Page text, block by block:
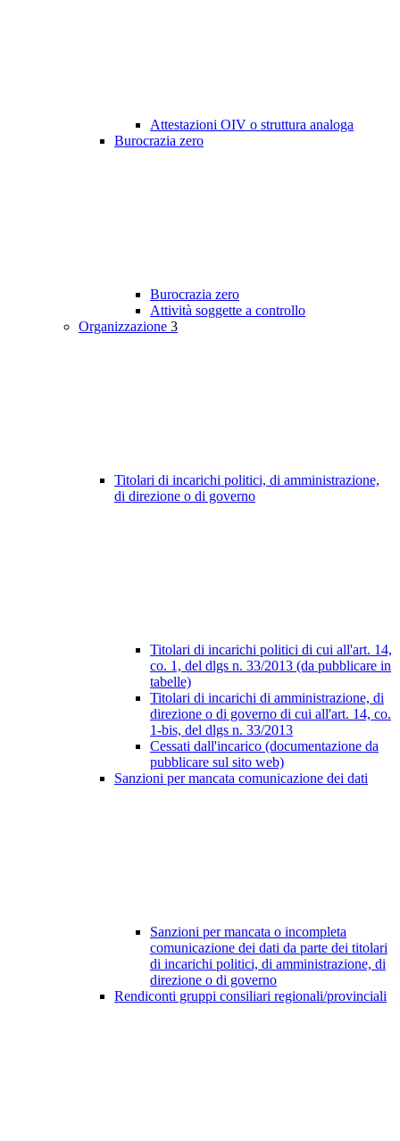
Attestazioni OIV o struttura analoga
Burocrazia zero
Burocrazia zero
Attività soggette a controllo
Organizzazione 3
Titolari di incarichi politici, di amministrazione,
di direzione o di governo
Titolari di incarichi politici di cui all'art. 14,
co. 1, del dlgs n. 33/2013 (da pubblicare in
tabelle)
Titolari di incarichi di amministrazione, di
direzione o di governo di cui all'art. 14, co.
1-bis, del dlgs n. 33/2013
Cessati dall'incarico (documentazione da
pubblicare sul sito web)
Sanzioni per mancata comunicazione dei dati
Sanzioni per mancata o incompleta
comunicazione dei dati da parte dei titolari
di incarichi politici, di amministrazione, di
direzione o di governo
Rendiconti gruppi consiliari regionali/provinciali